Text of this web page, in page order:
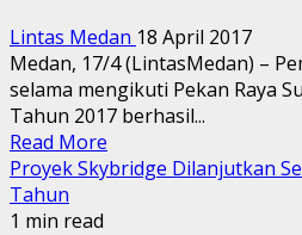
Lintas Medan 18 April 2017
Medan, 17/4 (LintasMedan) –
selama mengikuti Pekan Raya
Tahun 2017 berhasil...
Read More
Proyek Skybridge Dilanjutkan
Tahun
1 min read